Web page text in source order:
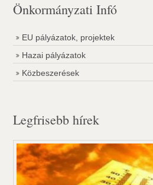
Önkormányzati Infó
EU pályázatok, projektek
Hazai pályázatok
Közbeszerések
Legfrisebb hírek